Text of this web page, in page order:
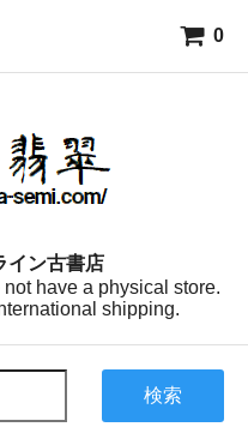
0
イン古書店
have a physical store.
shipping.
検索